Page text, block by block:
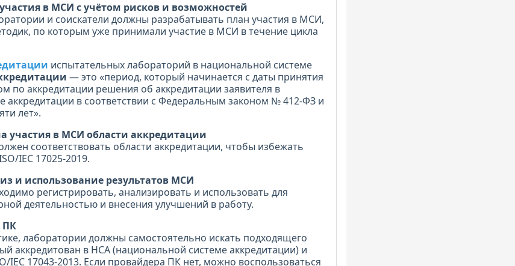
в МСИ с учётом рисков и возможностей
и соискатели должны разрабатывать план участия в МСИ,
по которым уже принимали участие в МСИ в течение цикла
испытательных лабораторий в национальной системе
— это «период, который начинается с даты принятия
по аккредитации решения об аккредитации заявителя в
аккредитации в соответствии с Федеральным законом № 412-ФЗ и
лет».
участия в МСИ области аккредитации
соответствовать области аккредитации, чтобы избежать
IEC 17025-2019.
и использование результатов МСИ
регистрировать, анализировать и использовать для
деятельностью и внесения улучшений в работу.
ПК
лаборатории должны самостоятельно искать подходящего
аккредитован в НСА (национальной системе аккредитации) и
IEC 17043-2013. Если провайдера ПК нет, можно воспользоваться